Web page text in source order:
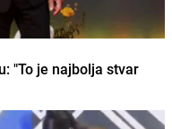
"To je najbolja stvar